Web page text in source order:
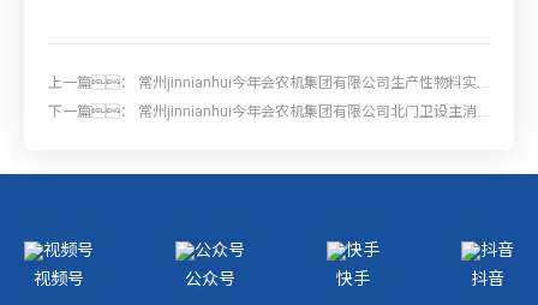
上一篇： 常州jinnianhui今年会农机集团有限公司生产性物料实
施招标采购
下一篇： 常州jinnianhui今年会农机集团有限公司北门卫设主消
视频号 公众号 快手 抖音